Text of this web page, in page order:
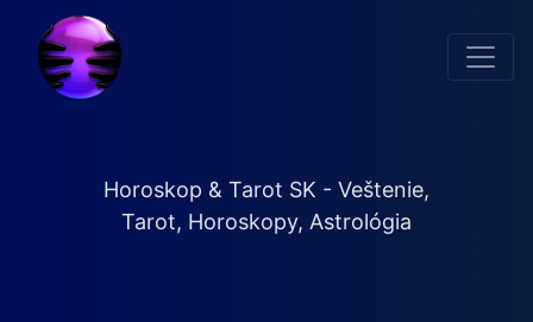
Horoskop & Tarot SK - Veštenie,
Tarot, Horoskopy, Astrológia